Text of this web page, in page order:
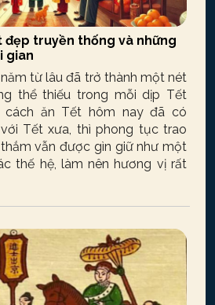
đẹp truyền thống và những
gian
năm từ lâu đã trở thành một nét
thể thiếu trong mỗi dịp Tết
cách ăn Tết hôm nay đã có
Tết xưa, thì phong tục trao
vẫn được gìn giữ như một
thế hệ, làm nên hương vị rất